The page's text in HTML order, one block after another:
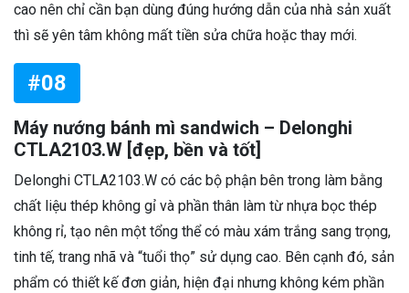
cao nên chỉ cần bạn dùng đúng hướng dẫn của nhà sản xuất
thì sẽ yên tâm không mất tiền sửa chữa hoặc thay mới.
#08
Máy nướng bánh mì sandwich – Delonghi
CTLA2103.W [đẹp, bền và tốt]
Delonghi CTLA2103.W có các bộ phận bên trong làm bằng
chất liệu thép không gỉ và phần thân làm từ nhựa bọc thép
không rỉ, tạo nên một tổng thể có màu xám trắng sang trọng,
tinh tế, trang nhã và “tuổi thọ” sử dụng cao. Bên cạnh đó, sản
phẩm có thiết kế đơn giản, hiện đại nhưng không kém phần